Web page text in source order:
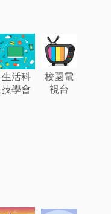
生活科
技學會
校園電
視台